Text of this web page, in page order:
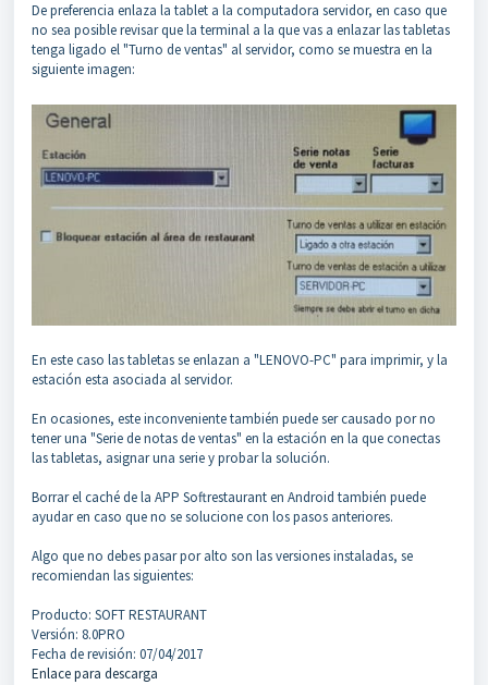
De preferencia enlaza la tablet a la computadora servidor, en caso que
no sea posible revisar que la terminal a la que vas a enlazar las tabletas
tenga ligado el "Turno de ventas" al servidor, como se muestra en la
siguiente imagen:
En este caso las tabletas se enlazan a "LENOVO-PC" para imprimir, y la
estación esta asociada al servidor.
En ocasiones, este inconveniente también puede ser causado por no
tener una "Serie de notas de ventas" en la estación en la que conectas
las tabletas, asignar una serie y probar la solución.
Borrar el caché de la APP Softrestaurant en Android también puede
ayudar en caso que no se solucione con los pasos anteriores.
Algo que no debes pasar por alto son las versiones instaladas, se
recomiendan las siguientes:
Producto: SOFT RESTAURANT
Versión: 8.0PRO
Fecha de revisión: 07/04/2017
Enlace para descarga